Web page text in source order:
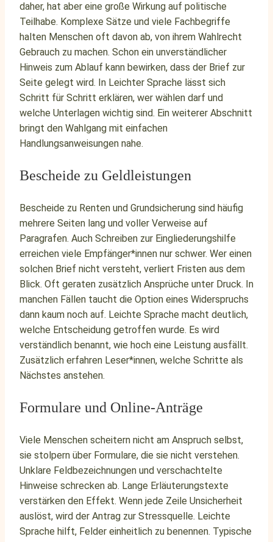
daher, hat aber eine große Wirkung auf politische
Teilhabe. Komplexe Sätze und viele Fachbegriffe
halten Menschen oft davon ab, von ihrem Wahlrecht
Gebrauch zu machen. Schon ein unverständlicher
Hinweis zum Ablauf kann bewirken, dass der Brief zur
Seite gelegt wird. In Leichter Sprache lässt sich
Schritt für Schritt erklären, wer wählen darf und
welche Unterlagen wichtig sind. Ein weiterer Abschnitt
bringt den Wahlgang mit einfachen
Handlungsanweisungen nahe.
Bescheide zu Geldleistungen
Bescheide zu Renten und Grundsicherung sind häufig
mehrere Seiten lang und voller Verweise auf
Paragrafen. Auch Schreiben zur Eingliederungshilfe
erreichen viele Empfänger*innen nur schwer. Wer einen
solchen Brief nicht versteht, verliert Fristen aus dem
Blick. Oft geraten zusätzlich Ansprüche unter Druck. In
manchen Fällen taucht die Option eines Widerspruchs
dann kaum noch auf. Leichte Sprache macht deutlich,
welche Entscheidung getroffen wurde. Es wird
verständlich benannt, wie hoch eine Leistung ausfällt.
Zusätzlich erfahren Leser*innen, welche Schritte als
Nächstes anstehen.
Formulare und Online-Anträge
Viele Menschen scheitern nicht am Anspruch selbst,
sie stolpern über Formulare, die sie nicht verstehen.
Unklare Feldbezeichnungen und verschachtelte
Hinweise schrecken ab. Lange Erläuterungstexte
verstärken den Effekt. Wenn jede Zeile Unsicherheit
auslöst, wird der Antrag zur Stressquelle. Leichte
Sprache hilft, Felder einheitlich zu benennen. Typische